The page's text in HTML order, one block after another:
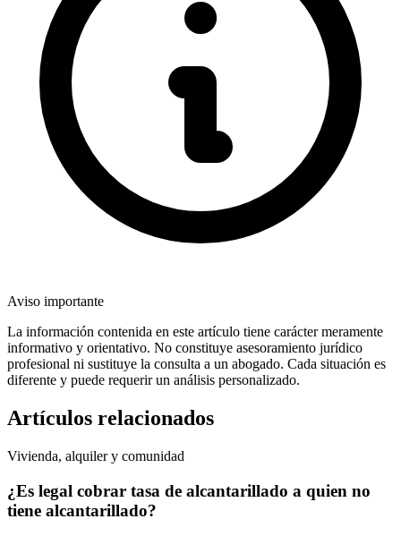
Aviso importante
La información contenida en este artículo tiene carácter meramente
informativo y orientativo. No constituye asesoramiento jurídico
profesional ni sustituye la consulta a un abogado. Cada situación es
diferente y puede requerir un análisis personalizado.
Artículos relacionados
Vivienda, alquiler y comunidad
¿Es legal cobrar tasa de alcantarillado a quien no
tiene alcantarillado?